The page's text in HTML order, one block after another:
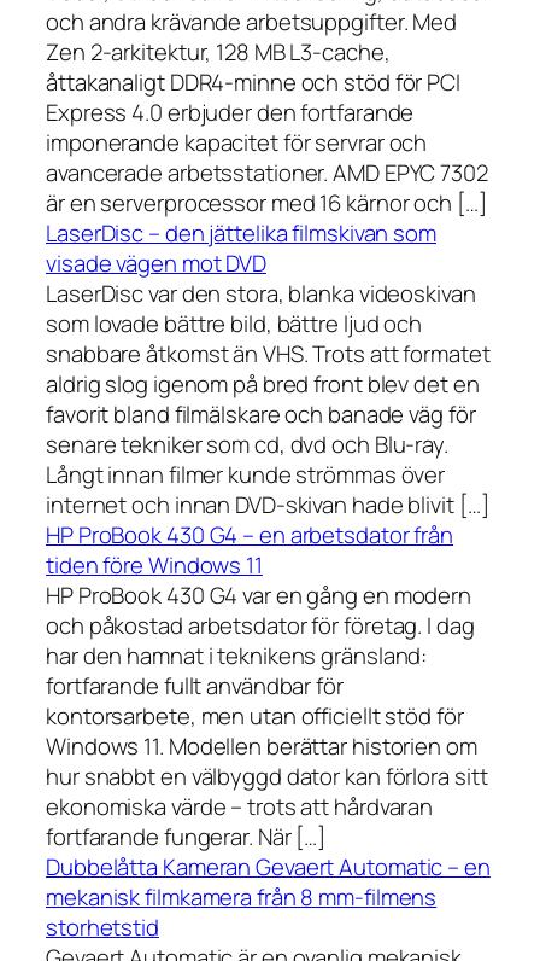
och andra krävande arbetsuppgifter. Med
Zen 2-arkitektur, 128 MB L3-cache,
åttakanaligt DDR4-minne och stöd för PCI
Express 4.0 erbjuder den fortfarande
imponerande kapacitet för servrar och
avancerade arbetsstationer. AMD EPYC 7302
är en serverprocessor med 16 kärnor och […]
LaserDisc – den jättelika filmskivan som
visade vägen mot DVD
LaserDisc var den stora, blanka videoskivan
som lovade bättre bild, bättre ljud och
snabbare åtkomst än VHS. Trots att formatet
aldrig slog igenom på bred front blev det en
favorit bland filmälskare och banade väg för
senare tekniker som cd, dvd och Blu-ray.
Långt innan filmer kunde strömmas över
internet och innan DVD-skivan hade blivit […]
HP ProBook 430 G4 – en arbetsdator från
tiden före Windows 11
HP ProBook 430 G4 var en gång en modern
och påkostad arbetsdator för företag. I dag
har den hamnat i teknikens gränsland:
fortfarande fullt användbar för
kontorsarbete, men utan officiellt stöd för
Windows 11. Modellen berättar historien om
hur snabbt en välbyggd dator kan förlora sitt
ekonomiska värde – trots att hårdvaran
fortfarande fungerar. När […]
Dubbelåtta Kameran Gevaert Automatic – en
mekanisk filmkamera från 8 mm-filmens
storhetstid